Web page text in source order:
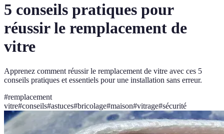
5 conseils pratiques pour
réussir le remplacement de
vitre
Apprenez comment réussir le remplacement de vitre avec ces 5
conseils pratiques et essentiels pour une installation sans erreur.
#remplacement
vitre#conseils#astuces#bricolage#maison#vitrage#sécurité